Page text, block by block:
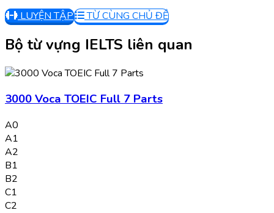
LUYỆN TẬP
TỪ CÙNG CHỦ ĐỀ
Bộ từ vựng IELTS liên quan
3000 Voca TOEIC Full 7 Parts
A0
A1
A2
B1
B2
C1
C2